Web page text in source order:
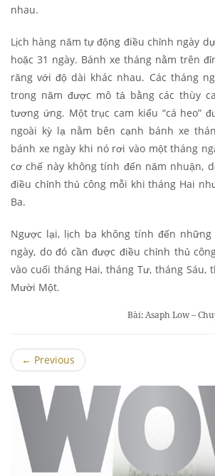
nhau.
Lịch hàng năm tự động điều chỉnh ngày
hoặc 31 ngày. Bánh xe tháng nằm trên
răng với độ dài khác nhau. Các tháng
trong năm được mô tả bằng các thùy
tương ứng. Một trục cam kiểu “cá heo”
ngoài kỳ lạ nằm bên cạnh bánh xe
bánh xe ngày khi nó rơi vào một tháng
cơ chế này không tính đến năm nhuận,
điều chỉnh thủ công mỗi khi tháng Hai
Ba.
Ngược lại, lịch ba không tính đến
ngày, do đó cần được điều chỉnh thủ
vào cuối tháng Hai, tháng Tư, tháng Sáu,
Mười Một.
Bài: Asaph Low –
← Previous